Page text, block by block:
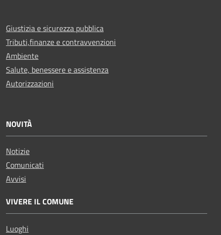
Giustizia e sicurezza pubblica
Tributi,finanze e contravvenzioni
Ambiente
Salute, benessere e assistenza
Autorizzazioni
NOVITÀ
Notizie
Comunicati
Avvisi
VIVERE IL COMUNE
Luoghi